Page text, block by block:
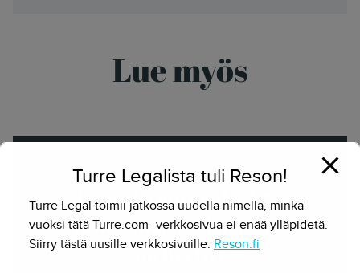
Lue myös
Finnish court rules CSS
protection used in DVDs
“ineffective”
Turre Legalista tuli Reson!
Turre Legal toimii jatkossa uudella nimellä, minkä
vuoksi tätä Turre.com -verkkosivua ei enää ylläpidetä.
Siirry tästä uusille verkkosivuille: Reson.fi